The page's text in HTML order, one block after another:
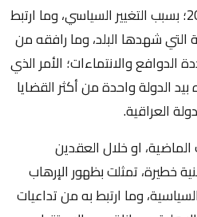
كبيرة واستثنائية بعد عام 2003؛ بسبب التغيير السياسي، وما ارتبط
شهدها البلد، وما رافقه من
والانتماءات؛ الأمر الذي
الدولة واحدة من أكثر القضايا
العراقية.
او خلال العقدين
خطيرة، تمثلت بظهور الإرهاب
وما ارتبط به من تداعيات